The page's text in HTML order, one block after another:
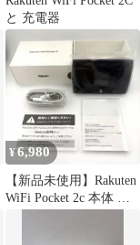
と 充電器
¥6,980
【新品未使用】Rakuten
WiFi Pocket 2c 本体 ブ